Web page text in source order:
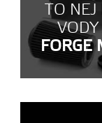
TO NEJ
FORGE